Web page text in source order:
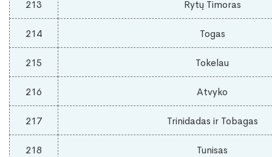
213 Rytų Timoras
214 Togas
215 Tokelau
216 Atvyko
217 Trinidadas ir Tobagas
218 Tunisas